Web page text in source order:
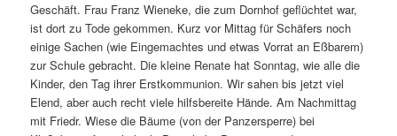
Geschäft. Frau Franz Wieneke, die zum Dornhof geflüch­tet war,
ist dort zu Tode gekommen. Kurz vor Mittag für Schäfers noch
einige Sachen (wie Eingemachtes und etwas Vorrat an Eßbarem)
zur Schule gebracht. Die kleine Renate hat Sonntag, wie alle die
Kinder, den Tag ihrer Erstkommunion. Wir sahen bis jetzt viel
Elend, aber auch recht viele hilfsbereite Hände. Am Nachmittag
mit Friedr. Wiese die Bäume (von der Panzer­sperre) bei